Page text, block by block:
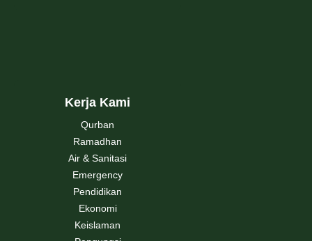
Kerja Kami
Qurban
Ramadhan
Air & Sanitasi
Emergency
Pendidikan
Ekonomi
Keislaman